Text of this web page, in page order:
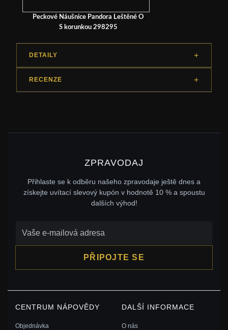
Peckové Náušnice Pandora Leštěné O
S korunkou 298295
DETAILY
RECENZE
ZPRAVODAJ
Přihlaste se k odběru našeho zpravodaje ještě dnes a
získejte uvítací slevový kupón v hodnotě 10 % a spoustu
dalších výhod!
PŘIPOJTE SE
CENTRUM NÁPOVĚDY
Objednávka
DALŠÍ INFORMACE
O nás